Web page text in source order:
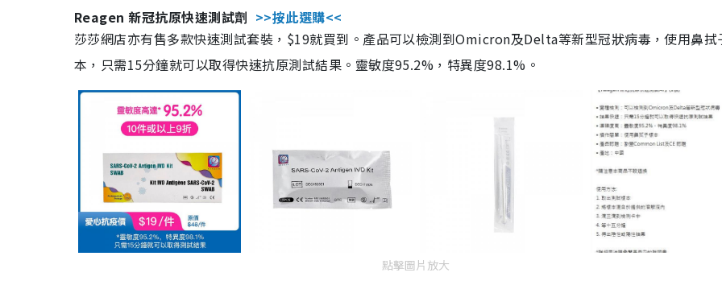
Reagen 新冠抗原快速測試劑 >>按此選購<<
莎莎網店亦有售多款快速測試套裝，$19就買到。產品可以檢測到Omicron及Delta等新型冠狀病毒，使用鼻拭
本，只需15分鐘就可以取得快速抗原測試結果。靈敏度95.2%，特異度98.1%。
點擊圖片放大